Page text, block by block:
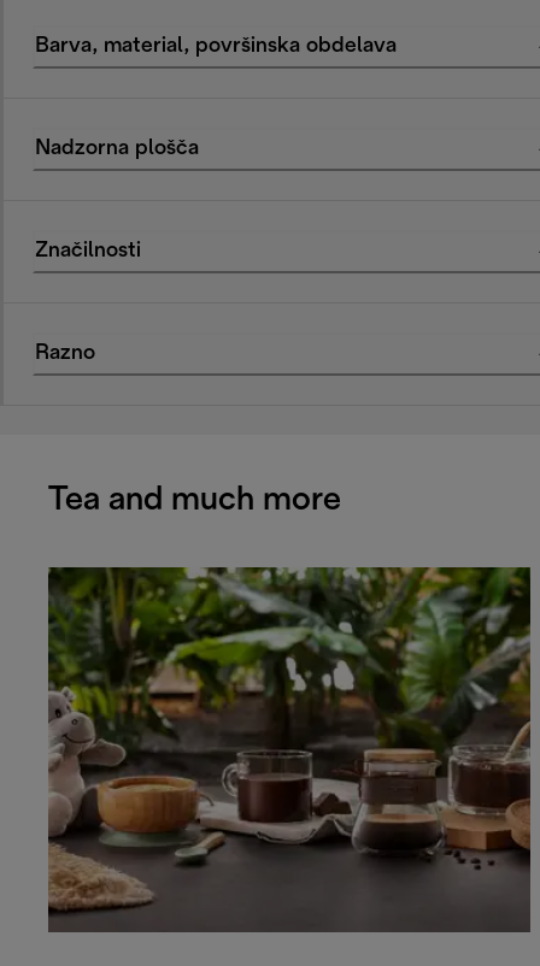
Barva, material, površinska obdelava
Nadzorna plošča
Značilnosti
Razno
Tea and much more